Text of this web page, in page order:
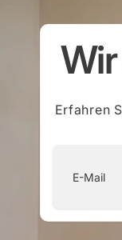
Erfahren